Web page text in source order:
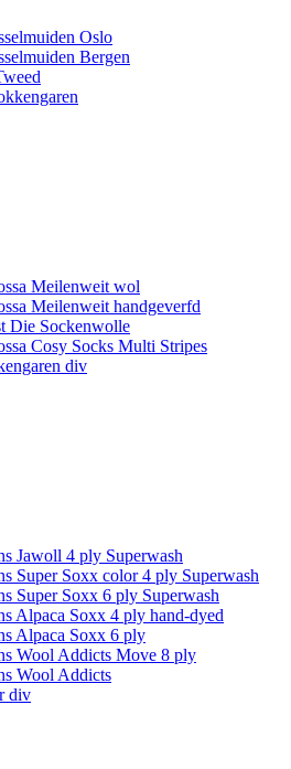
Oslo
Bergen
Meilenweit wol
Meilenweit handgeverfd
Die Sockenwolle
Cosy Socks Multi Stripes
div
Jawoll 4 ply Superwash
Super Soxx color 4 ply Superwash
Super Soxx 6 ply Superwash
Alpaca Soxx 4 ply hand-dyed
Alpaca Soxx 6 ply
Wool Addicts Move 8 ply
Wool Addicts
div